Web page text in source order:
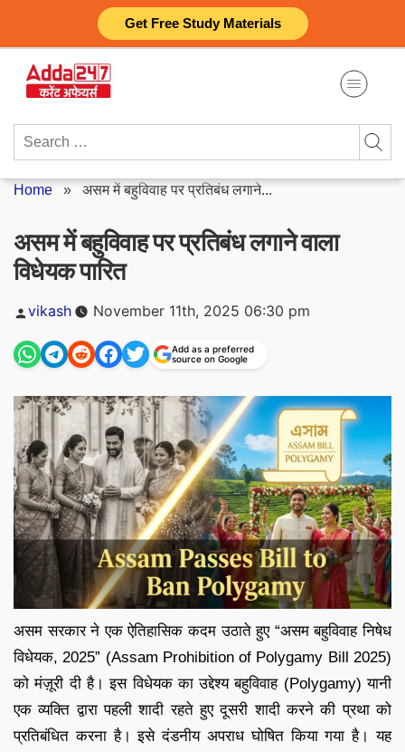
Get Free Study Materials
content
Search
Home » असम में बहुविवाह पर प्रतिबंध लगाने...
असम में बहुविवाह पर प्रतिबंध लगाने वाला
विधेयक पारित
Posted
vikash November 11th, 2025 06:30 pm
Add as a preferred
source on Google
असम सरकार ने एक ऐतिहासिक कदम उठाते हुए “असम बहुविवाह निषेध
विधेयक, 2025” (Assam Prohibition of Polygamy Bill 2025)
को मंज़ूरी दी है। इस विधेयक का उद्देश्य बहुविवाह (Polygamy) यानी
एक व्यक्ति द्वारा पहली शादी रहते हुए दूसरी शादी करने की प्रथा को
प्रतिबंधित करना है। इसे दंडनीय अपराध घोषित किया गया है। यह